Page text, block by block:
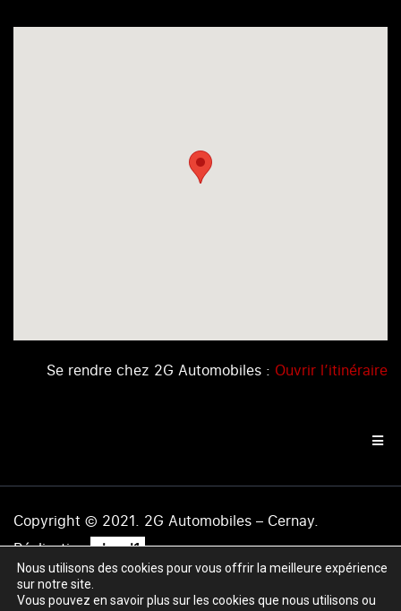
Se rendre chez 2G Automobiles : Ouvrir l’itinéraire
Copyright © 2021. 2G Automobiles – Cernay.
Réalisation .level1
Mentions légales|Politique de confidentialité|Plan du
site
Nous utilisons des cookies pour vous offrir la meilleure expérience
sur notre site.
Vous pouvez en savoir plus sur les cookies que nous utilisons ou